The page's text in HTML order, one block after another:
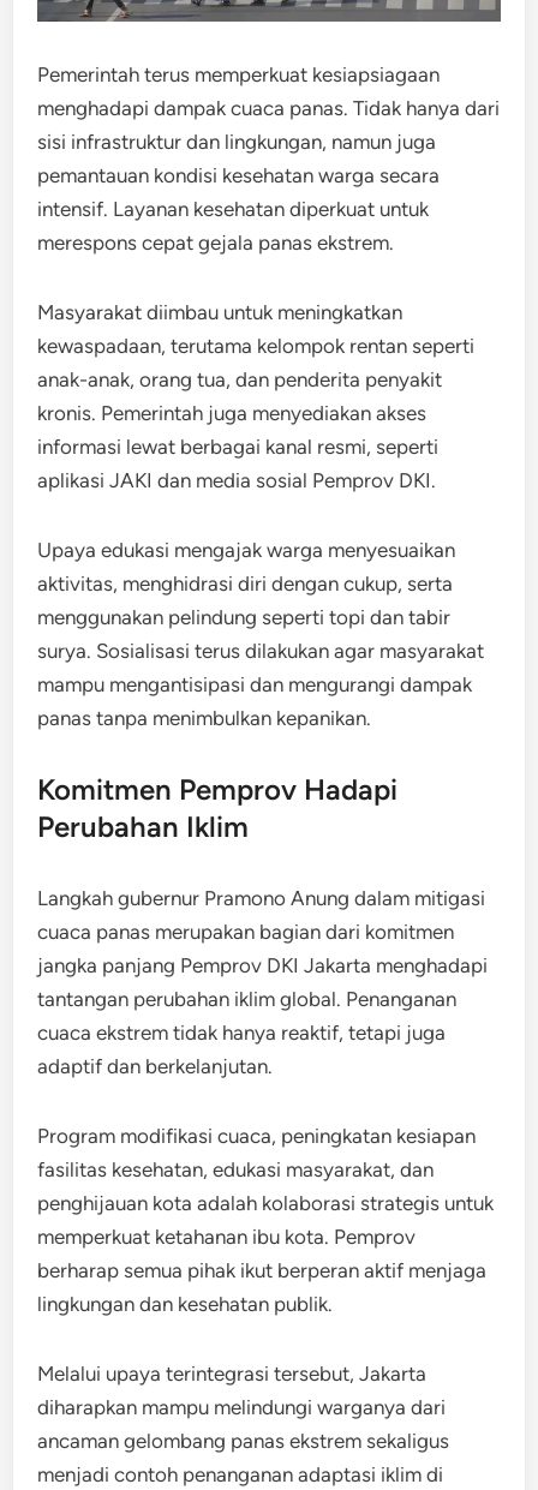
Pemerintah terus memperkuat kesiapsiagaan
menghadapi dampak cuaca panas. Tidak hanya dari
sisi infrastruktur dan lingkungan, namun juga
pemantauan kondisi kesehatan warga secara
intensif. Layanan kesehatan diperkuat untuk
merespons cepat gejala panas ekstrem.
Masyarakat diimbau untuk meningkatkan
kewaspadaan, terutama kelompok rentan seperti
anak-anak, orang tua, dan penderita penyakit
kronis. Pemerintah juga menyediakan akses
informasi lewat berbagai kanal resmi, seperti
aplikasi JAKI dan media sosial Pemprov DKI.
Upaya edukasi mengajak warga menyesuaikan
aktivitas, menghidrasi diri dengan cukup, serta
menggunakan pelindung seperti topi dan tabir
surya. Sosialisasi terus dilakukan agar masyarakat
mampu mengantisipasi dan mengurangi dampak
panas tanpa menimbulkan kepanikan.
Komitmen Pemprov Hadapi
Perubahan Iklim
Langkah gubernur Pramono Anung dalam mitigasi
cuaca panas merupakan bagian dari komitmen
jangka panjang Pemprov DKI Jakarta menghadapi
tantangan perubahan iklim global. Penanganan
cuaca ekstrem tidak hanya reaktif, tetapi juga
adaptif dan berkelanjutan.
Program modifikasi cuaca, peningkatan kesiapan
fasilitas kesehatan, edukasi masyarakat, dan
penghijauan kota adalah kolaborasi strategis untuk
memperkuat ketahanan ibu kota. Pemprov
berharap semua pihak ikut berperan aktif menjaga
lingkungan dan kesehatan publik.
Melalui upaya terintegrasi tersebut, Jakarta
diharapkan mampu melindungi warganya dari
ancaman gelombang panas ekstrem sekaligus
menjadi contoh penanganan adaptasi iklim di